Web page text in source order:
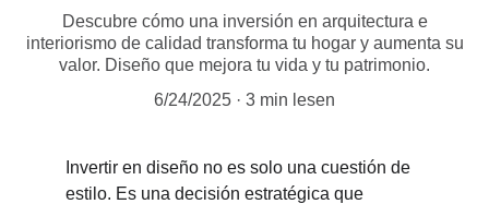
Descubre cómo una inversión en arquitectura e
interiorismo de calidad transforma tu hogar y aumenta su
valor. Diseño que mejora tu vida y tu patrimonio.
6/24/2025
3 min lesen
Invertir en diseño no es solo una cuestión de
estilo. Es una decisión estratégica que